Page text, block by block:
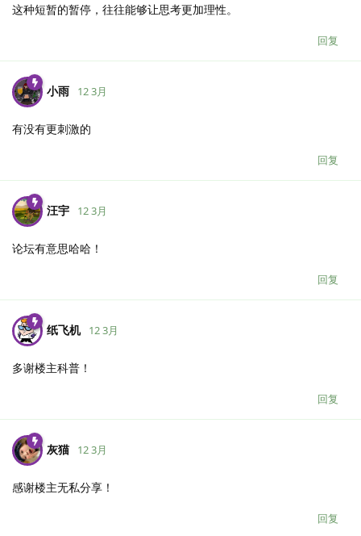
这种短暂的暂停，往往能够让思考更加理性。
回复
小雨 12 3月
有没有更刺激的
回复
汪宇 12 3月
论坛有意思哈哈！
回复
纸飞机 12 3月
多谢楼主科普！
回复
灰猫 12 3月
感谢楼主无私分享！
回复